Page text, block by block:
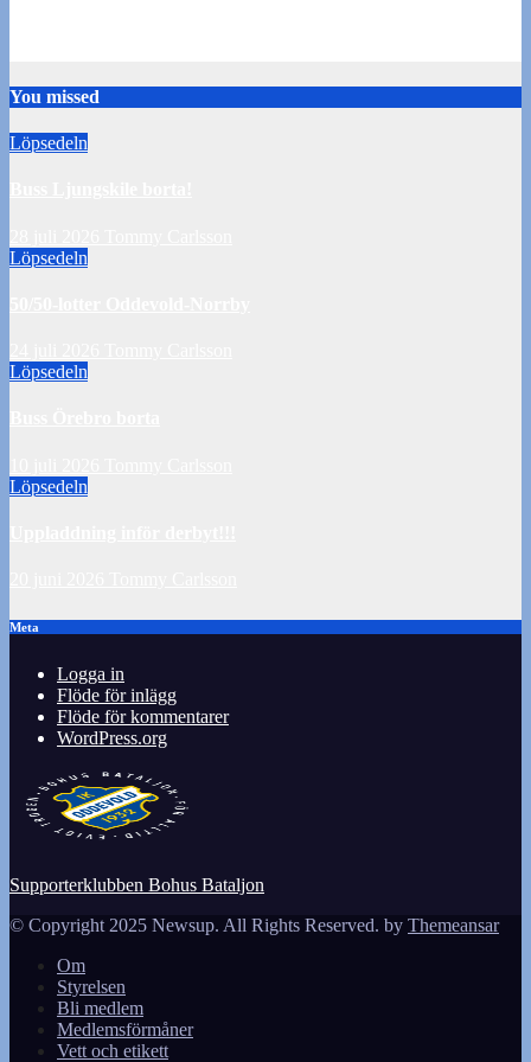
You missed
Löpsedeln
Löpsedeln
Löpsedeln
Löpsedeln
Meta
Logga in
Flöde för inlägg
Flöde för kommentarer
WordPress.org
Supporterklubben Bohus Bataljon
© Copyright 2025 Newsup. All Rights Reserved. by Themeansar
Om
Styrelsen
Bli medlem
Medlemsförmåner
Vett och etikett